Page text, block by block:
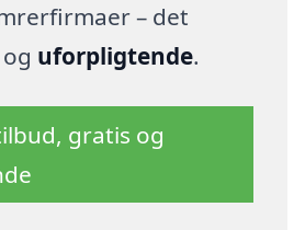
– det
uforpligtende.
gratis og